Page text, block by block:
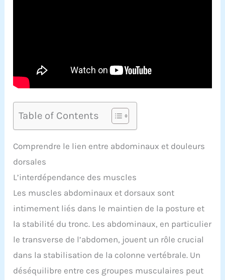
Table of Contents
Comprendre le lien entre abdominaux et douleurs
dorsales
L’interdépendance des muscles
Les muscles abdominaux et dorsaux sont
intimement liés dans le maintien de la posture et
la stabilité du tronc. Les abdominaux, en particulier
le transverse de l’abdomen, jouent un rôle crucial
dans la stabilisation de la colonne vertébrale. Un
déséquilibre entre ces groupes musculaires peut